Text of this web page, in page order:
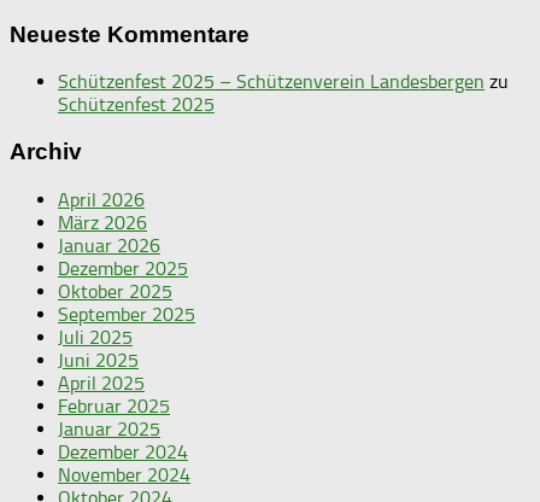
Neueste Kommentare
Schützenfest 2025 – Schützenverein Landesbergen zu
Schützenfest 2025
Archiv
April 2026
März 2026
Januar 2026
Dezember 2025
Oktober 2025
September 2025
Juli 2025
Juni 2025
April 2025
Februar 2025
Januar 2025
Dezember 2024
November 2024
Oktober 2024